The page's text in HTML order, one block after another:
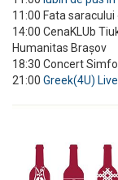
11:00 Fata
14:00 CenaKLUb
Humanitas Brașov
18:30 Concert
21:00 Greek(4U)